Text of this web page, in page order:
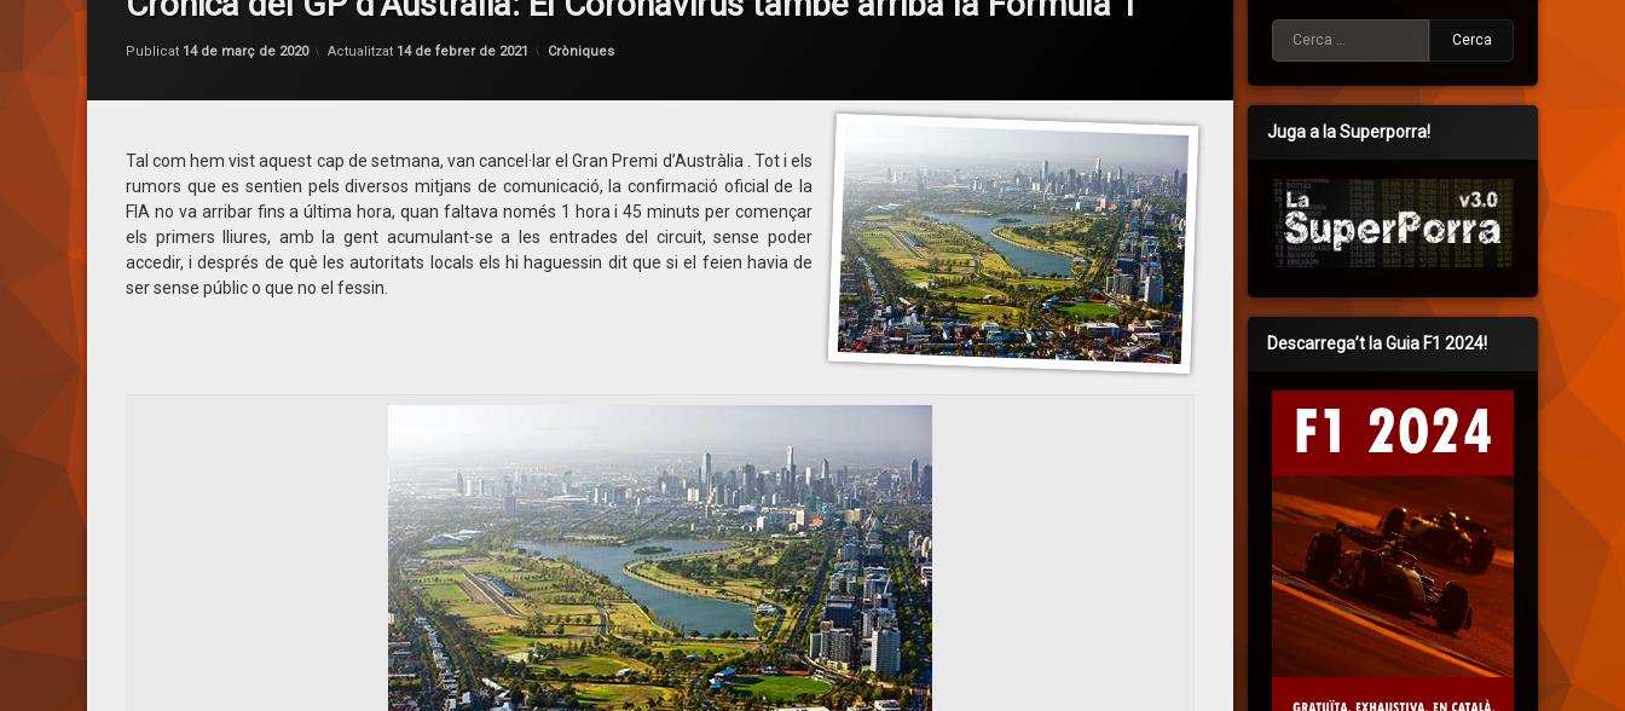
Publicat 14 de març de 2020 Actualitzat 14 de febrer de 2021
per F1 en Català
Categories:
Cròniques
Tal com hem vist aquest cap de setmana, van cancel·lar el Gran Premi d’Austràlia . Tot i els
rumors que es sentien pels diversos mitjans de comunicació, la confirmació oficial de la
FIA no va arribar fins a última hora, quan faltava només 1 hora i 45 minuts per començar
els primers lliures, amb la gent acumulant-se a les entrades del circuit, sense poder
accedir, i després de què les autoritats locals els hi haguessin dit que si el feien havia de
ser sense públic o que no el fessin.
Juga a la Superporra!
Descarrega’t la Guia F1 2024!